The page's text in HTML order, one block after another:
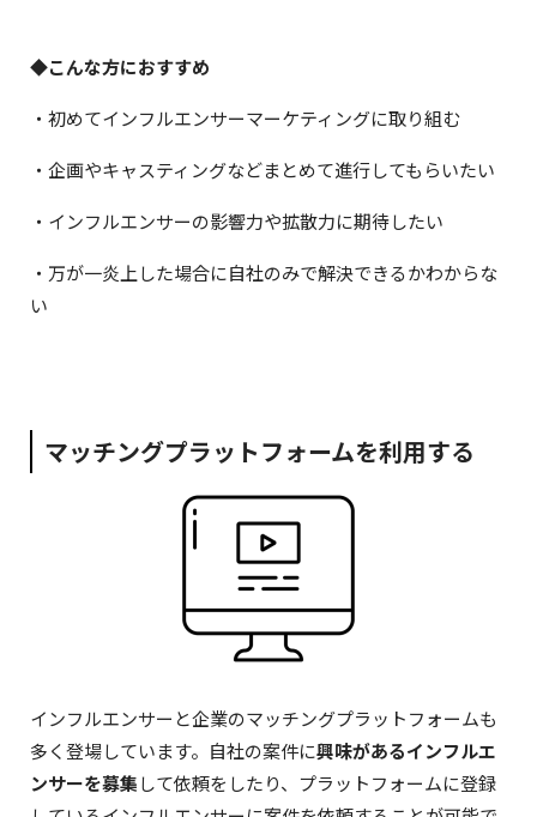
◆こんな方におすすめ
・初めてインフルエンサーマーケティングに取り組む
・企画やキャスティングなどまとめて進行してもらいたい
・インフルエンサーの影響力や拡散力に期待したい
・万が一炎上した場合に自社のみで解決できるかわからな
い
マッチングプラットフォームを利用する
インフルエンサーと企業のマッチングプラットフォームも
多く登場しています。自社の案件に興味があるインフルエ
ンサーを募集して依頼をしたり、プラットフォームに登録